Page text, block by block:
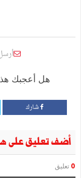
هل أعجبك
شارك
أضف تعليق على
0 تعليق